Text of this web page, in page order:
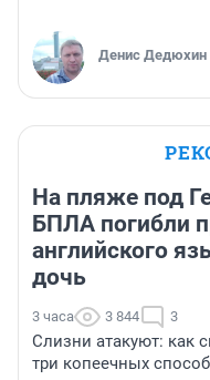
Денис Дедюхин
На пляже под
БПЛА погибли
английского
дочь
3 часа 3 844 3
Слизни атакуют: как
три копеечных